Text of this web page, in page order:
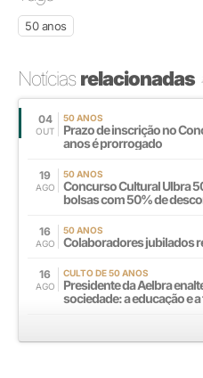
50 anos
Notíciasrelacionadas
04
OUT
50 ANOS
Prazo de inscrição no
anos é prorrogado
19
AGO
50 ANOS
Concurso Cultural Ulbra
bolsas com 50% de
16
AGO
50 ANOS
Colaboradores jubilados
16
AGO
CULTO DE 50 ANOS
Presidente da Aelbra
sociedade: a educação e a